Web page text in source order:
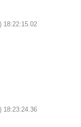
18:22:15.02
18:23:24.36